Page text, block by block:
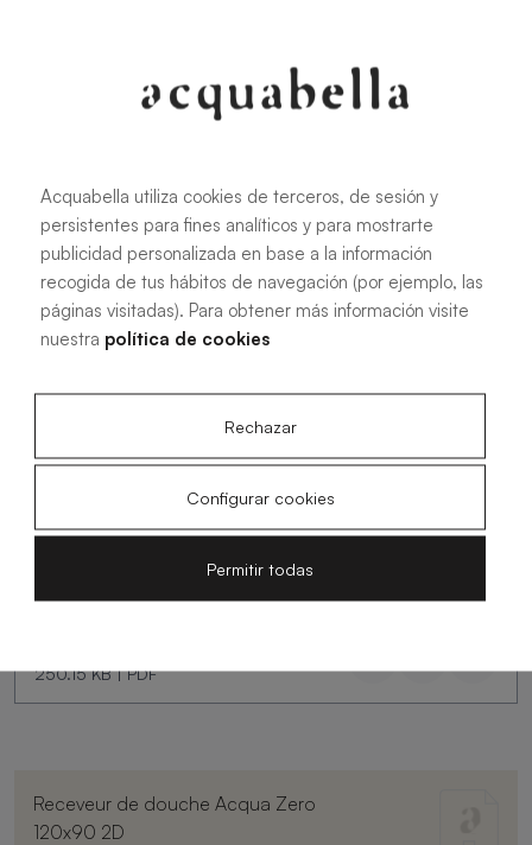
PDF
Manuel d'installation des receveurs
de douche Akron®
4.15 MB|PDF
250.15 KB|PDF
Receveur de douche Acqua Zero
120x90 2D
Acquabella utiliza cookies de terceros, de sesión y
persistentes para fines analíticos y para mostrarte
publicidad personalizada en base a la información
recogida de tus hábitos de navegación (por ejemplo, las
páginas visitadas). Para obtener más información visite
nuestra política de cookies
Rechazar
Configurar cookies
Permitir todas